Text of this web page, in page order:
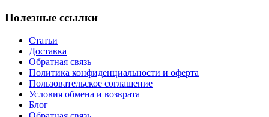
Полезные ссылки
Статьи
Доставка
Обратная связь
Политика конфиденциальности и оферта
Пользовательское соглашение
Условия обмена и возврата
Блог